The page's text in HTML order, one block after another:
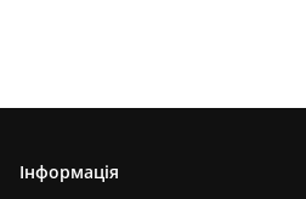
Інформація